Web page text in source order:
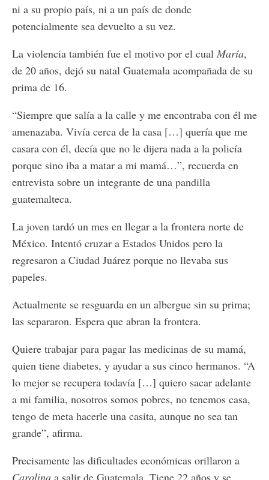
ni a su propio país, ni a un país de donde
potencialmente sea devuelto a su vez.
La violencia también fue el motivo por el cual María,
de 20 años, dejó su natal Guatemala acompañada de su
prima de 16.
“Siempre que salía a la calle y me encontraba con él me
amenazaba. Vivía cerca de la casa […] quería que me
casara con él, decía que no le dijera nada a la policía
porque sino iba a matar a mi mamá…”, recuerda en
entrevista sobre un integrante de una pandilla
guatemalteca.
La joven tardó un mes en llegar a la frontera norte de
México. Intentó cruzar a Estados Unidos pero la
regresaron a Ciudad Juárez porque no llevaba sus
papeles.
Actualmente se resguarda en un albergue sin su prima;
las separaron. Espera que abran la frontera.
Quiere trabajar para pagar las medicinas de su mamá,
quien tiene diabetes, y ayudar a sus cinco hermanos. “A
lo mejor se recupera todavía […] quiero sacar adelante
a mi familia, nosotros somos pobres, no tenemos casa,
tengo de meta hacerle una casita, aunque no sea tan
grande”, afirma.
Precisamente las dificultades económicas orillaron a
Carolina a salir de Guatemala. Tiene 22 años y se